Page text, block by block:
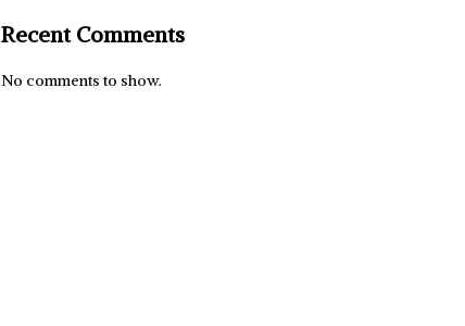
Recent Comments
No comments to show.